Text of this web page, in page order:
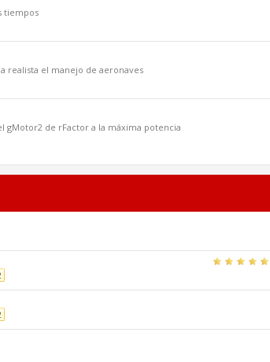
tiempos
realista el manejo de aeronaves
gMotor2 de rFactor a la máxima potencia